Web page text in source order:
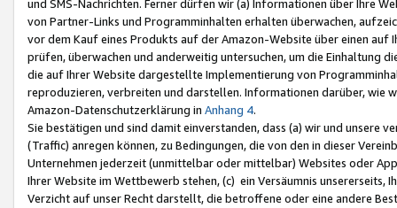
und SMS-Nachrichten. Ferner dürfen wir (a) Informationen über Ihre
von Partner-Links und Programminhalten erhalten überwachen,
vor dem Kauf eines Produkts auf der Amazon-Website über einen
prüfen, überwachen und anderweitig untersuchen, um die Einhaltung
die auf Ihrer Website dargestellte Implementierung von
reproduzieren, verbreiten und darstellen. Informationen darüber, wie
Amazon-Datenschutzerklärung in Anhang 4.
Sie bestätigen und sind damit einverstanden, dass (a) wir und
(Traffic) anregen können, zu Bedingungen, die von den in dieser
Unternehmen jederzeit (unmittelbar oder mittelbar) Websites oder
Ihrer Website im Wettbewerb stehen, (c) ein Versäumnis unsererseits,
Verzicht auf unser Recht darstellt, die betroffene oder eine andere